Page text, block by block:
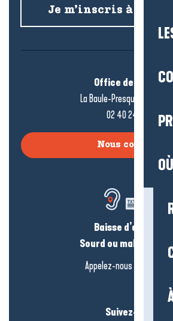
Je m’inscris à la
Office de
La Baule-Presqu’île de
02 40 24 34 44
Nous contacter
Baisse d’audition ?
Sourd ou
Appelez-nous en
Suivez-nous !